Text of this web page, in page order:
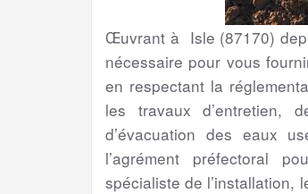
Œuvrant à Isle (87170)
nécessaire pour vous
en respectant la
les travaux d’entretien,
d’évacuation des eaux
l’agrément préfectoral
spécialiste de l’installation,